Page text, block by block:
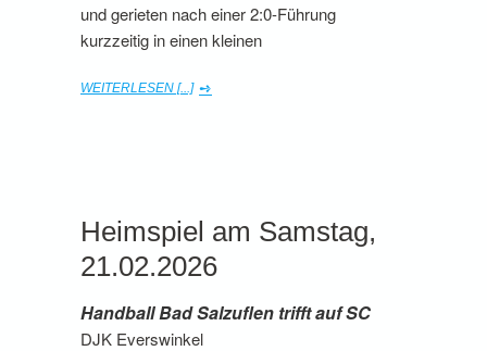
und gerieten nach einer 2:0-Führung
kurzzeitig in einen kleinen
WEITERLESEN [...]
Heimspiel am Samstag,
21.02.2026
Handball Bad Salzuflen trifft auf SC
DJK Everswinkel